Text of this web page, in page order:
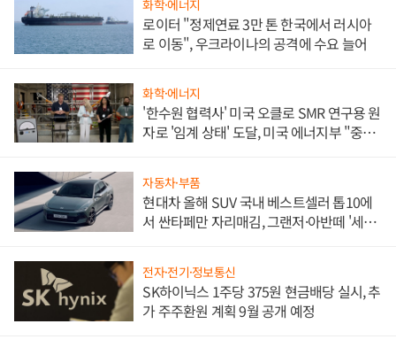
화학·에너지
로이터 "정제연료 3만 톤 한국에서 러시아
로 이동", 우크라이나의 공격에 수요 늘어
화학·에너지
'한수원 협력사' 미국 오클로 SMR 연구용 원
자로 '임계 상태' 도달, 미국 에너지부 "중요
자동차·부품
현대차 올해 SUV 국내 베스트셀러 톱10에
서 싼타페만 자리매김, 그랜저·아반떼 '세단
전자·전기·정보통신
SK하이닉스 1주당 375원 현금배당 실시, 추
가 주주환원 계획 9월 공개 예정